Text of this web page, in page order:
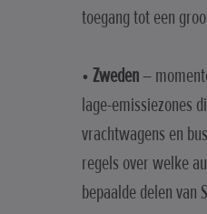
toegang tot een
• Zweden–
lage-emissiezones
vrachtwagens en
regels over welke
bepaalde delen van